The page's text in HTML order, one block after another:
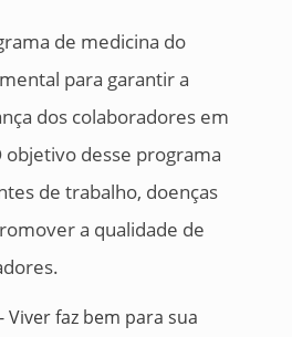
de medicina do
para garantir a
dos colaboradores em
objetivo desse programa
de trabalho, doenças
a qualidade de